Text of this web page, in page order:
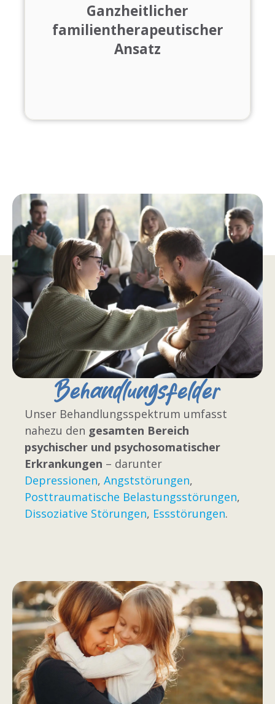
Ganzheitlicher
familientherapeutischer
Ansatz
Behandlungsfelder
Unser Behandlungsspektrum umfasst
nahezu den gesamten Bereich
psychischer und psychosomatischer
Erkrankungen – darunter
Depressionen, Angststörungen,
Posttraumatische Belastungsstörungen,
Dissoziative Störungen, Essstörungen.